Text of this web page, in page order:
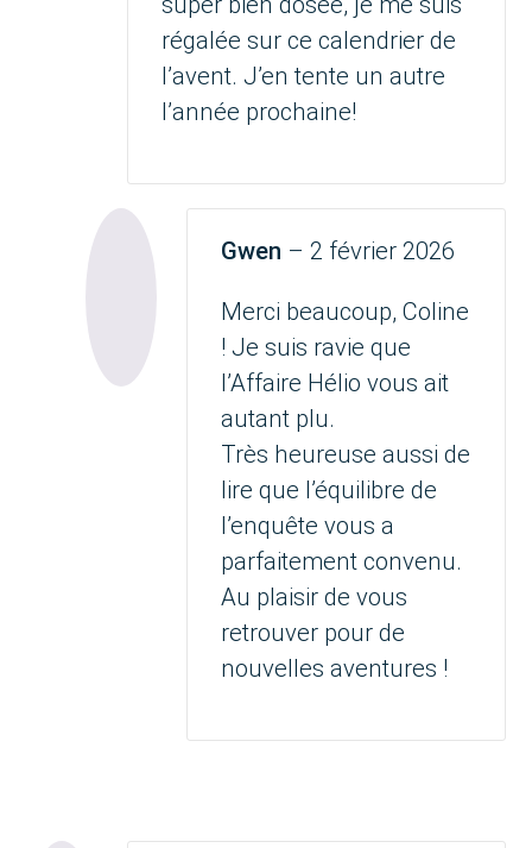
régalée sur ce calendrier de
l’avent. J’en tente un autre
l’année prochaine!
Gwen – 2 février 2026
Merci beaucoup, Coline
! Je suis ravie que
l’Affaire Hélio vous ait
autant plu.
Très heureuse aussi de
lire que l’équilibre de
l’enquête vous a
parfaitement convenu.
Au plaisir de vous
retrouver pour de
nouvelles aventures !